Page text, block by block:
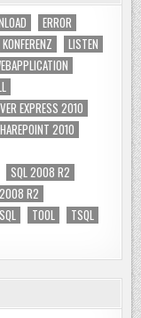
ERROR
KONFERENZ
LISTEN
EXPRESS 2010
2010
SQL 2008 R2
2008 R2
TOOL
TSQL